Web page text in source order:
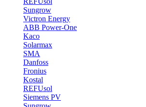
Sungrow
Victron Energy
ABB Power-One
Kaco
Solarmax
SMA
Danfoss
Fronius
Kostal
REFUsol
Siemens PV